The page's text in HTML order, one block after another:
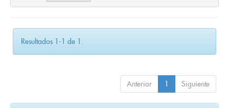
Resultados 1-1 de 1.
Anterior 1 Siguiente